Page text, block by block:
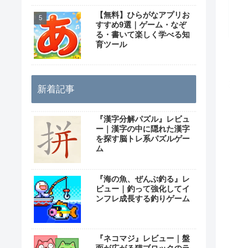
【無料】ひらがなアプリお
すすめ9選｜ゲーム・なぞ
る・書いて楽しく学べる知
育ツール
新着記事
『漢字分解パズル』レビュ
ー｜漢字の中に隠れた漢字
を探す脳トレ系パズルゲー
ム
『海の魚、ぜんぶ釣る』レ
ビュー｜釣って強化してイ
ンフレ成長する釣りゲーム
『ネコマジ』レビュー｜盤